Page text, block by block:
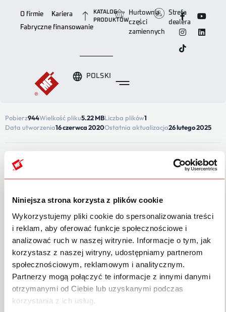
Niniejsza strona korzysta z plików cookie
Wykorzystujemy pliki cookie do spersonalizowania treści
i reklam, aby oferować funkcje społecznościowe i
analizować ruch w naszej witrynie. Informacje o tym, jak
korzystasz z naszej witryny, udostępniamy partnerom
społecznościowym, reklamowym i analitycznym.
Partnerzy mogą połączyć te informacje z innymi danymi
otrzymanymi od Ciebie lub uzyskanymi podczas
korzystania z ich usług.
O firmie
Kariera
Fabryczne finansowanie
KATALOG
PRODUKTÓW
Hurtownia
części
zamiennych
Strefa
dealera
POLSKI
Pobierz944Wielkość pliku5.22 MBLiczba plików1
Data utworzenia16 czerwca 2020Ostatnia aktualizacja26 lutego 2025
KATEGORIE & ZNACZNIKI
Katalogi RU
SIMILAR DOWNLOADS